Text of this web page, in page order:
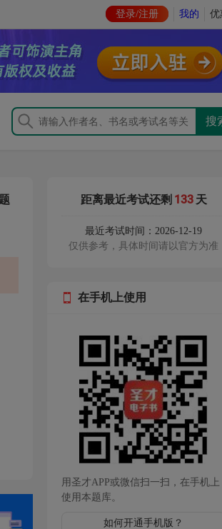
登录/注册 我的 优
距离最近考试还剩 133 天
最近考试时间：2026-12-19
仅供参考，具体时间请以官方为准
在手机上使用
用圣才APP或微信扫一扫，在手机上
使用本题库。
如何开通手机版？